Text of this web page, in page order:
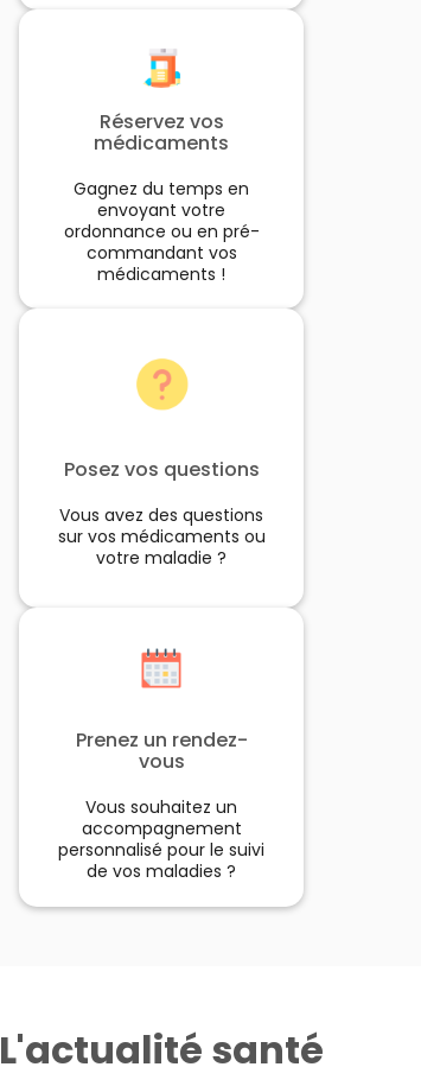
Réservez vos
médicaments
Gagnez du temps en
envoyant votre
ordonnance ou en pré-
commandant vos
médicaments !
Posez vos questions
Vous avez des questions
sur vos médicaments ou
votre maladie ?
Prenez un rendez-
vous
Vous souhaitez un
accompagnement
personnalisé pour le suivi
de vos maladies ?
L'actualité santé